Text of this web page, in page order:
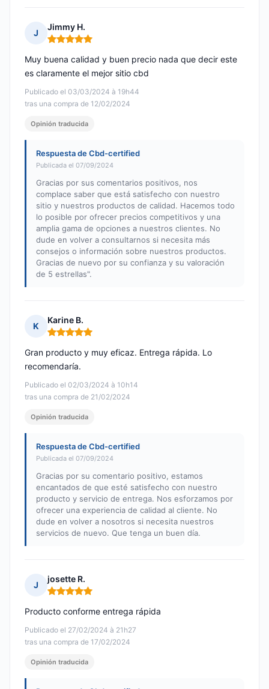
J
Jimmy H.
Nota: 5 de 5
Publicado el 03/03/2024 à 19h44
tras una compra de 12/02/2024
Muy buena calidad y buen precio nada que decir este
es claramente el mejor sitio cbd
Opinión traducida
Respuesta de Cbd-certified
Publicada el 07/09/2024
Gracias por sus comentarios positivos, nos
complace saber que está satisfecho con nuestro
sitio y nuestros productos de calidad. Hacemos todo
lo posible por ofrecer precios competitivos y una
amplia gama de opciones a nuestros clientes. No
dude en volver a consultarnos si necesita más
consejos o información sobre nuestros productos.
Gracias de nuevo por su confianza y su valoración
de 5 estrellas".
K
Karine B.
Nota: 5 de 5
Publicado el 02/03/2024 à 10h14
tras una compra de 21/02/2024
Gran producto y muy eficaz. Entrega rápida. Lo
recomendaría.
Opinión traducida
Respuesta de Cbd-certified
Publicada el 07/09/2024
Gracias por su comentario positivo, estamos
encantados de que esté satisfecho con nuestro
producto y servicio de entrega. Nos esforzamos por
ofrecer una experiencia de calidad al cliente. No
dude en volver a nosotros si necesita nuestros
servicios de nuevo. Que tenga un buen día.
J
josette R.
Nota: 5 de 5
Publicado el 27/02/2024 à 21h27
tras una compra de 17/02/2024
Producto conforme entrega rápida
Opinión traducida